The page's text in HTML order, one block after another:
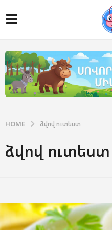
HOME ձվով ուտեստ
ձվով ուտեստ